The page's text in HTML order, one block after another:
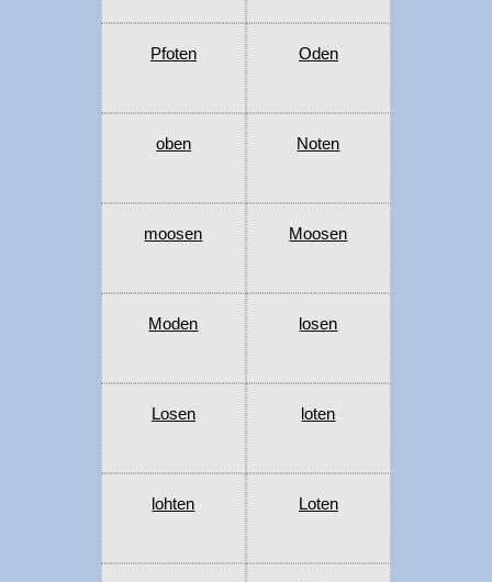
Pfoten Oden
oben Noten
moosen Moosen
Moden losen
Losen loten
lohten Loten